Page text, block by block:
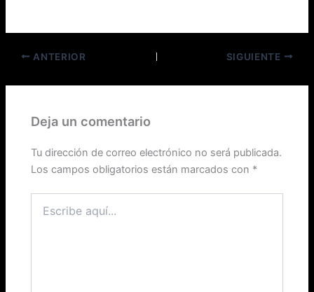
ANTERIOR SIGUIENTE
Deja un comentario
Tu dirección de correo electrónico no será publicada.
Los campos obligatorios están marcados con *
aquí...